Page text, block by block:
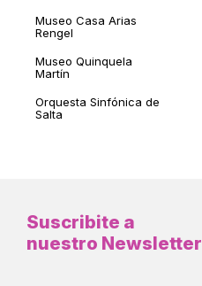
Museo Casa Arias
Rengel
Museo Quinquela
Martín
Orquesta Sinfónica de
Salta
Suscribite a
nuestro Newsletter